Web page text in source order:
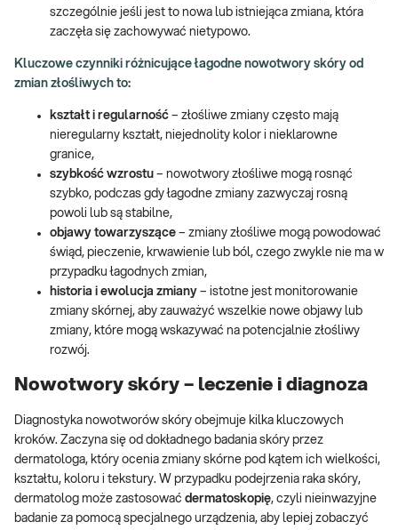
szczególnie jeśli jest to nowa lub istniejąca zmiana, która
zaczęła się zachowywać nietypowo.
Kluczowe czynniki różnicujące łagodne nowotwory skóry od
zmian złośliwych to:
kształt i regularność – złośliwe zmiany często mają
nieregularny kształt, niejednolity kolor i nieklarowne
granice,
szybkość wzrostu – nowotwory złośliwe mogą rosnąć
szybko, podczas gdy łagodne zmiany zazwyczaj rosną
powoli lub są stabilne,
objawy towarzyszące – zmiany złośliwe mogą powodować
świąd, pieczenie, krwawienie lub ból, czego zwykle nie ma w
przypadku łagodnych zmian,
historia i ewolucja zmiany – istotne jest monitorowanie
zmiany skórnej, aby zauważyć wszelkie nowe objawy lub
zmiany, które mogą wskazywać na potencjalnie złośliwy
rozwój.
Nowotwory skóry – leczenie i diagnoza
Diagnostyka nowotworów skóry obejmuje kilka kluczowych
kroków. Zaczyna się od dokładnego badania skóry przez
dermatologa, który ocenia zmiany skórne pod kątem ich wielkości,
kształtu, koloru i tekstury. W przypadku podejrzenia raka skóry,
dermatolog może zastosować dermatoskopię, czyli nieinwazyjne
badanie za pomocą specjalnego urządzenia, aby lepiej zobaczyć